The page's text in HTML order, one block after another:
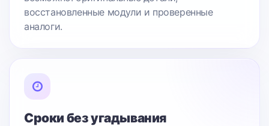
восстановленные модули и проверенные
аналоги.
Сроки без угадывания